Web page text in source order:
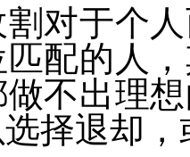
对于个
配的人
不出理
择退却